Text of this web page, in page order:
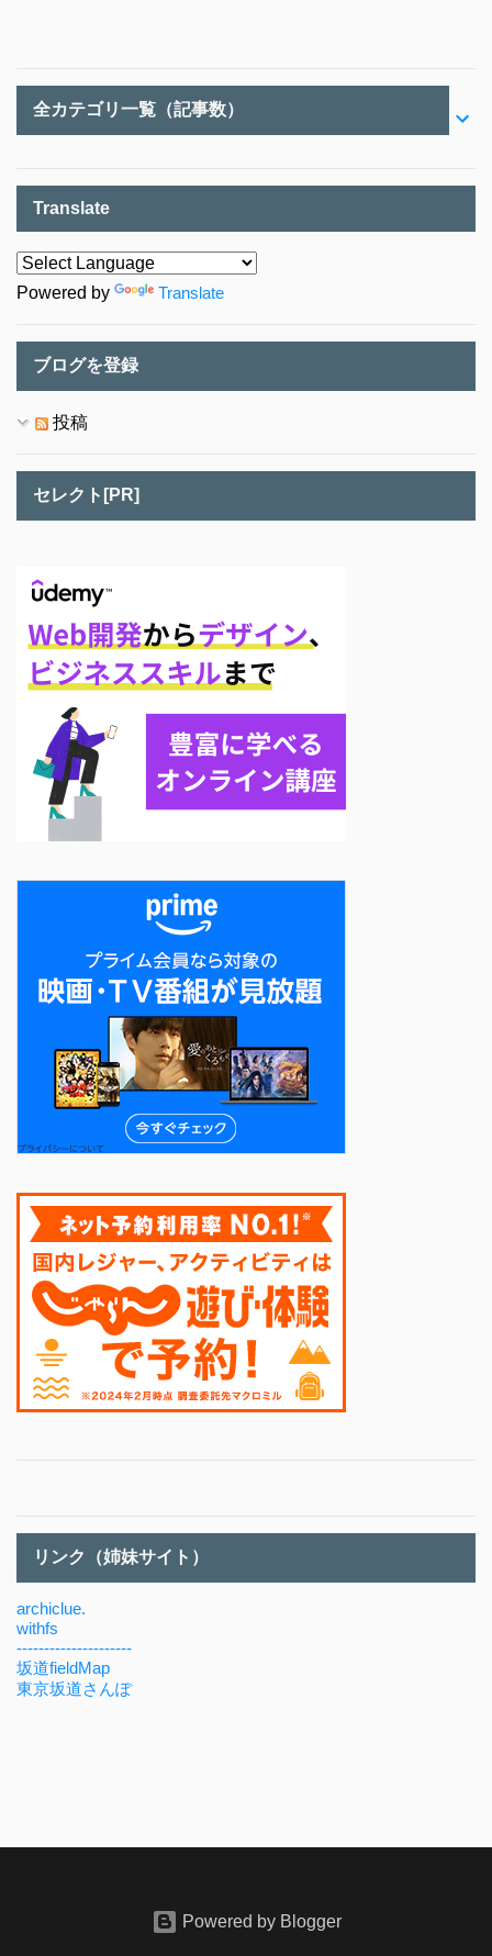
全カテゴリ一覧（記事数）
Translate
Powered by Translate
ブログを登録
投稿
セレクト[PR]
リンク（姉妹サイト）
archiclue.
withfs
---------------------
坂道fieldMap
東京坂道さんぽ
Powered by Blogger